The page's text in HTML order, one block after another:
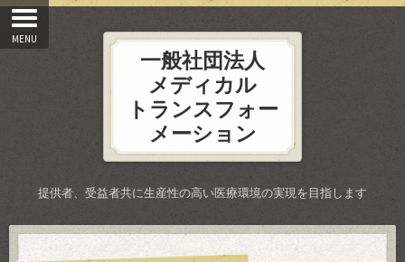
一般社団法人
メディカル
トランスフォー
メーション
提供者、受益者共に生産性の高い医療環境の実現を目指します